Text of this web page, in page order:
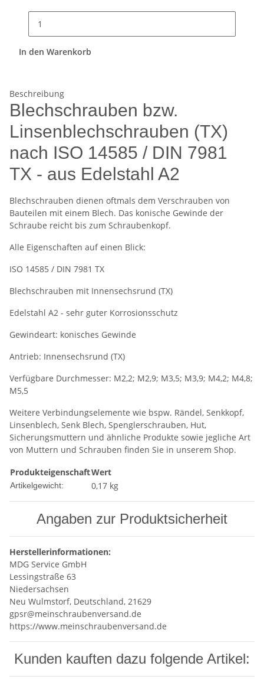
In den Warenkorb
Beschreibung
Blechschrauben bzw.
Linsenblechschrauben (TX)
nach ISO 14585 / DIN 7981
TX - aus Edelstahl A2
Blechschrauben dienen oftmals dem Verschrauben von
Bauteilen mit einem Blech. Das konische Gewinde der
Schraube reicht bis zum Schraubenkopf.
Alle Eigenschaften auf einen Blick:
ISO 14585 / DIN 7981 TX
Blechschrauben mit Innensechsrund (TX)
Edelstahl A2 - sehr guter Korrosionsschutz
Gewindeart: konisches Gewinde
Antrieb: Innensechsrund (TX)
Verfügbare Durchmesser: M2,2; M2,9; M3,5; M3,9; M4,2; M4,8;
M5,5
Weitere Verbindungselemente wie bspw. Rändel, Senkkopf,
Linsenblech, Senk Blech, Spenglerschrauben, Hut,
Sicherungsmuttern und ähnliche Produkte sowie jegliche Art
von Muttern und Schrauben finden Sie in unserem Shop.
ProdukteigenschaftWert
Artikelgewicht: 0,17 kg
Angaben zur Produktsicherheit
Herstellerinformationen:
MDG Service GmbH
Lessingstraße 63
Niedersachsen
Neu Wulmstorf, Deutschland, 21629
gpsr@meinschraubenversand.de
https://www.meinschraubenversand.de
Kunden kauften dazu folgende Artikel: